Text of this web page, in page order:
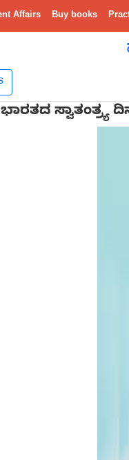
Affairs Buy books
ಸ್ವಾತಂತ್ರ್ಯ